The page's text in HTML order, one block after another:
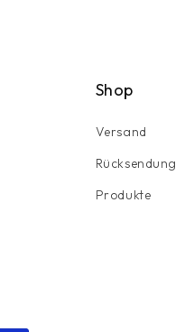
Shop
Versand
Rücksendung
Produkte